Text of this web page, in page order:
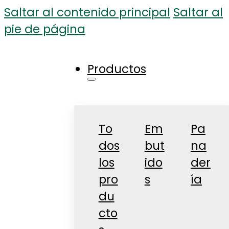
Saltar al contenido principal Saltar al
pie de página
Productos
To
dos
los
pro
du
cto
Em
but
ido
s
Pa
na
der
ía